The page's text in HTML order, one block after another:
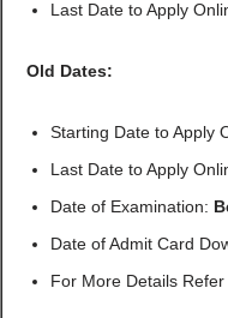
Last Date to Apply
Old Dates:
Starting Date to Apply
Last Date to Apply
Date of Examination:
Date of Admit Card
For More Details